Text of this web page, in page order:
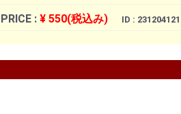
PRICE : ¥ 550(税込み) ID : 231204121